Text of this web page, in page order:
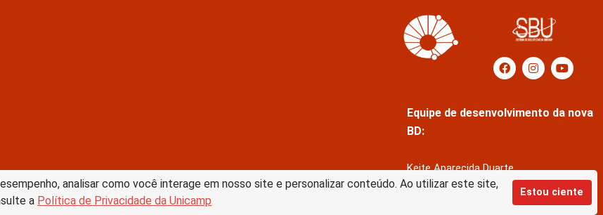
analisar como você interage em nosso site e personalizar conteúdo. Ao utilizar este site,
a Política de Privacidade da Unicamp
Estou ciente
–
Equipe de desenvolvimento da nova
BD:
Keite Aparecida Duarte
Márcio Vinícius de Jesus Almeida
Saul Victor de Castro e Silva